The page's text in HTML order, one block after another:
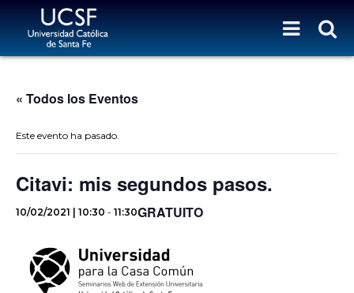
« Todos los Eventos
Este evento ha pasado.
Citavi: mis segundos pasos.
10/02/2021 | 10:30 - 11:30GRATUITO